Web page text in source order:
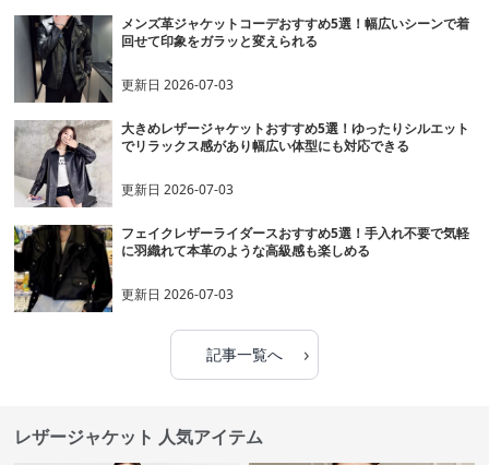
メンズ革ジャケットコーデおすすめ5選！幅広いシーンで着
回せて印象をガラッと変えられる
更新日2026-07-03
大きめレザージャケットおすすめ5選！ゆったりシルエット
でリラックス感があり幅広い体型にも対応できる
更新日2026-07-03
フェイクレザーライダースおすすめ5選！手入れ不要で気軽
に羽織れて本革のような高級感も楽しめる
更新日2026-07-03
記事一覧へ ›
レザージャケット 人気アイテム